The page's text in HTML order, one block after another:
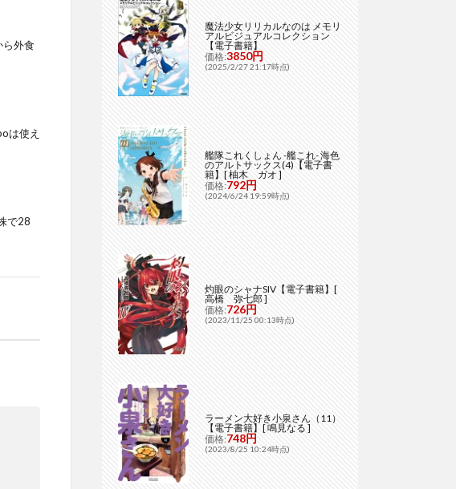
外食
は使え
で28
魔法少女リリカルなのは メモリ
アルビジュアルコレクション
【電子書籍】
価格:3850円
(2025/2/27 21:17時点)
艦隊これくしょん -艦これ- 海色
のアルトサックス(4)【電子書
籍】[ 柚木 ガオ ]
価格:792円
(2024/6/24 19:59時点)
灼眼のシャナSIV【電子書籍】[
高橋 弥七郎 ]
価格:726円
(2023/11/25 00:13時点)
ラーメン大好き小泉さん（11）
【電子書籍】[ 鳴見なる ]
価格:748円
(2023/8/25 10:24時点)